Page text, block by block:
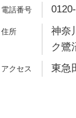
神奈
ク鷺
東急